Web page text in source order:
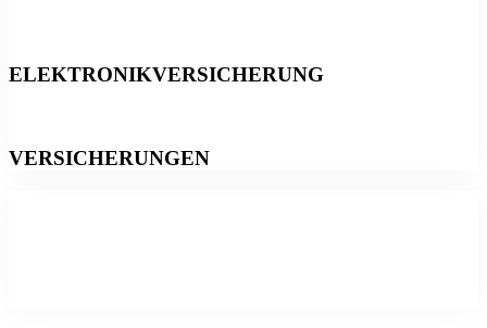
ELEKTRONIKVERSICHERUNG
VERSICHERUNGEN